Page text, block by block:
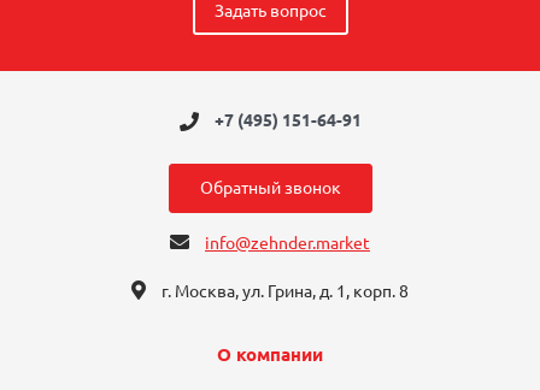
Задать вопрос
+7 (495) 151-64-91
Обратный звонок
info@zehnder.market
г. Москва, ул. Грина, д. 1, корп. 8
О компании